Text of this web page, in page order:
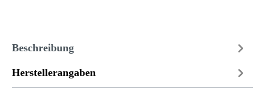
Beschreibung
Herstellerangaben